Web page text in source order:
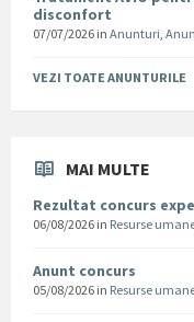
disconfort
07/07/2026 in Anunturi,
VEZI TOATE ANUNTURILE
MAI MULTE
Rezultat concurs
06/08/2026 in Resurse
Anunt concurs
05/08/2026 in Resurse